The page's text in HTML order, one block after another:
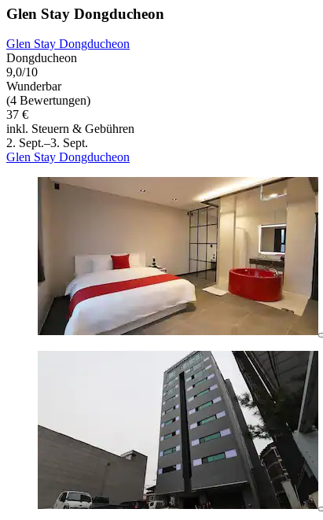
Glen Stay Dongducheon
Glen Stay Dongducheon
Dongducheon
9,0/10
Wunderbar
(4 Bewertungen)
37 €
inkl. Steuern & Gebühren
2. Sept.–3. Sept.
Glen Stay Dongducheon